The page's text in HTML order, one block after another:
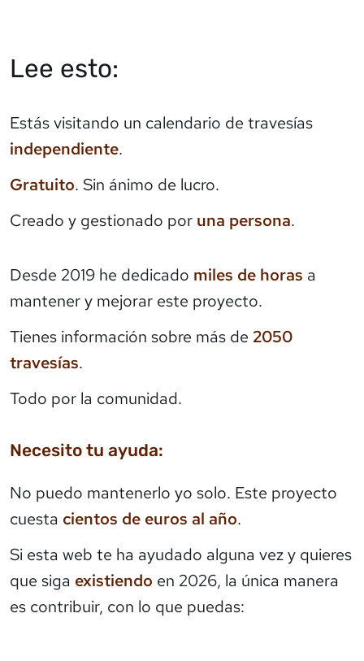
Lee esto:
Estás visitando un calendario de travesías
independiente.
Gratuito. Sin ánimo de lucro.
Creado y gestionado por una persona.
Desde 2019 he dedicado miles de horas a
mantener y mejorar este proyecto.
Tienes información sobre más de 2050
travesías.
Todo por la comunidad.
Necesito tu ayuda:
No puedo mantenerlo yo solo. Este proyecto
cuesta cientos de euros al año.
Si esta web te ha ayudado alguna vez y quieres
que siga existiendo en 2026, la única manera
es contribuir, con lo que puedas: